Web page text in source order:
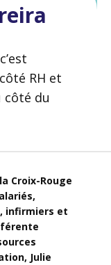
RH et
côté du
Croix-Rouge
infirmiers et
Julie